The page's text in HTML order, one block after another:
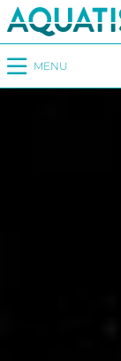
MENU